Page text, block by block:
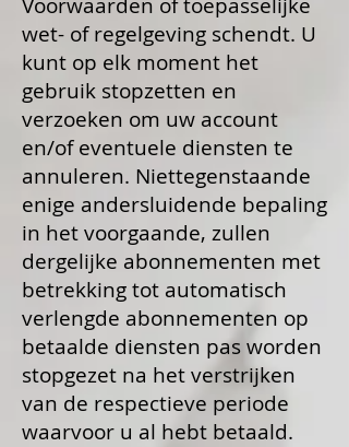
wet- of regelgeving schendt. U
kunt op elk moment het
gebruik stopzetten en
verzoeken om uw account
en/of eventuele diensten te
annuleren. Niettegenstaande
enige andersluidende bepaling
in het voorgaande, zullen
dergelijke abonnementen met
betrekking tot automatisch
verlengde abonnementen op
betaalde diensten pas worden
stopgezet na het verstrijken
van de respectieve periode
waarvoor u al hebt betaald.